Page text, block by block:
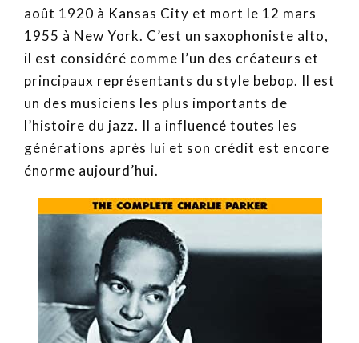
août 1920 à Kansas City et mort le 12 mars
1955 à New York. C’est un saxophoniste alto,
il est considéré comme l’un des créateurs et
principaux représentants du style bebop. Il est
un des musiciens les plus importants de
l’histoire du jazz. Il a influencé toutes les
générations après lui et son crédit est encore
énorme aujourd’hui.